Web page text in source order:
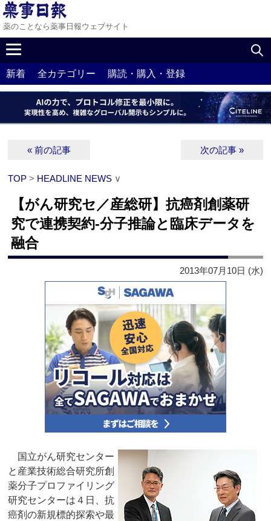
薬のことなら薬事日報ウェブサイト
新着 全カテゴリー 購読・購入・登録
« 前の記事 次の記事 »
TOP > HEADLINE NEWS ∨
【がん研究セ／産総研】抗癌剤創薬研
究で連携契約‐分子推論と臨床データを
融合
2013年07月10日 (水)
国立がん研究センター
と産業技術総合研究所創
薬分子プロファイリング
研究センターは４日、抗
癌剤の新規標的探索や最